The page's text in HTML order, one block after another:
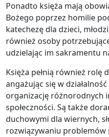
Ponadto księża mają
Bożego poprzez homilie
katechezę dla dzieci,
również osoby
udzielając im sakramentu
Księża pełnią również rolę
angażując się w
organizację różnorodnych
społeczności. Są także
duchowymi dla wiernych,
rozwiązywaniu problemów